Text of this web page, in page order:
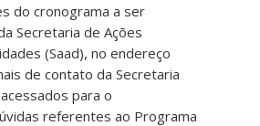
do cronograma a ser
Secretaria de Ações
(Saad), no endereço
de contato da Secretaria
para o
referentes ao Programa